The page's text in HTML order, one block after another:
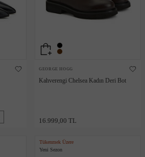
GEORGE HOGG
Kahverengi Chelsea Kadın Deri Bot
16.999,00 TL
Tükenmek Üzere
Yeni Sezon